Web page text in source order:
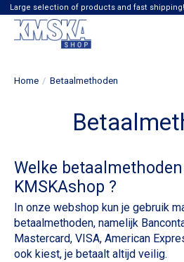
Large selection of products and fast shipping!
Home / Betaalmethoden
Welke
KMSKAshop ?
In onze webshop kun je gebruik
betaalmethoden, namelijk
Mastercard, VISA, American
ook kiest, je betaalt altijd veilig.